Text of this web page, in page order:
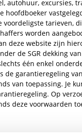
autohuur, excursies,
hoofdboeker
voordeligste tarieven,
worden
deze website zijn
de SGR dekking
één enkel
de garantieregeling
van toepassing. Je
Op
deze voorwaarden